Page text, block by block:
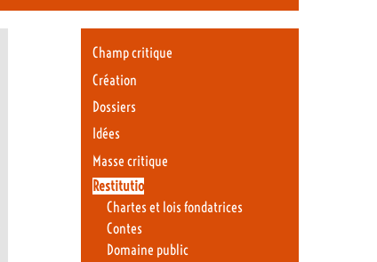
Champ critique
Création
Dossiers
Idées
Masse critique
Restitutio
Chartes et lois fondatrices
Contes
Domaine public